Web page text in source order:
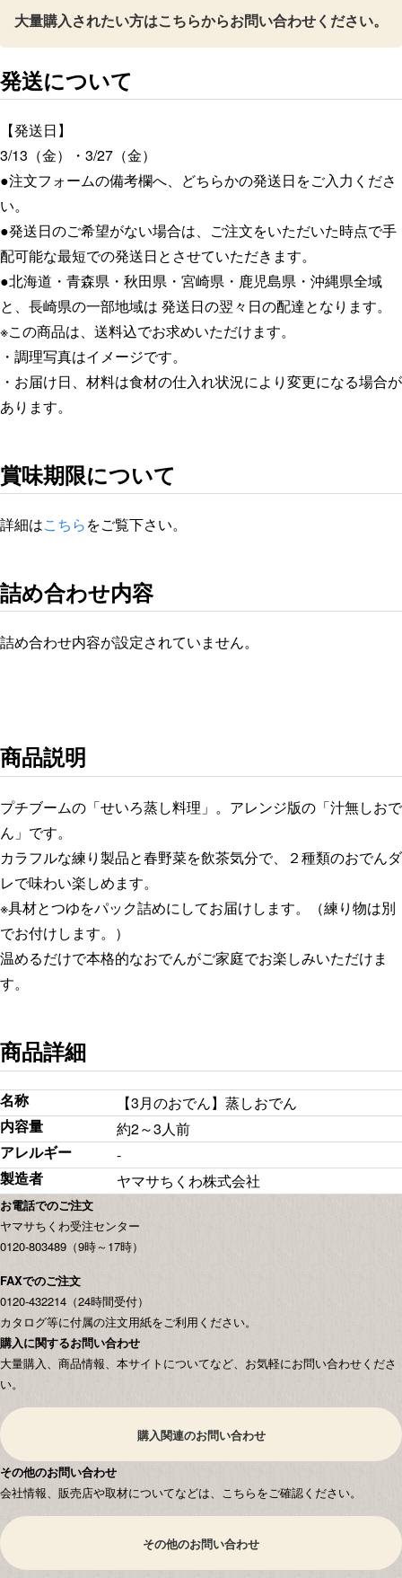
大量購入されたい方はこちらからお問い合わせください。
発送について
【発送日】
3/13（金）・3/27（金）
●注文フォームの備考欄へ、どちらかの発送日をご入力くださ
い。
●発送日のご希望がない場合は、ご注文をいただいた時点で手
配可能な最短での発送日とさせていただきます。
●北海道・青森県・秋田県・宮崎県・鹿児島県・沖縄県全域
と、長崎県の一部地域は 発送日の翌々日の配達となります。
※この商品は、送料込でお求めいただけます。
・調理写真はイメージです。
・お届け日、材料は食材の仕入れ状況により変更になる場合が
あります。
賞味期限について
詳細はこちらをご覧下さい。
詰め合わせ内容
詰め合わせ内容が設定されていません。
商品説明
プチブームの「せいろ蒸し料理」。アレンジ版の「汁無しおで
ん」です。
カラフルな練り製品と春野菜を飲茶気分で、２種類のおでんダ
レで味わい楽しめます。
※具材とつゆをパック詰めにしてお届けします。（練り物は別
でお付けします。）
温めるだけで本格的なおでんがご家庭でお楽しみいただけま
す。
商品詳細
名称
【3月のおでん】蒸しおでん
内容量
約2～3人前
アレルギー
-
製造者
ヤマサちくわ株式会社
お電話でのご注文
ヤマサちくわ受注センター
0120-803489（9時～17時）
FAXでのご注文
0120-432214（24時間受付）
カタログ等に付属の注文用紙をご利用ください。
購入に関するお問い合わせ
大量購入、商品情報、本サイトについてなど、お気軽にお問い合わせくださ
い。
購入関連のお問い合わせ
その他のお問い合わせ
会社情報、販売店や取材についてなどは、こちらをご確認ください。
その他のお問い合わせ